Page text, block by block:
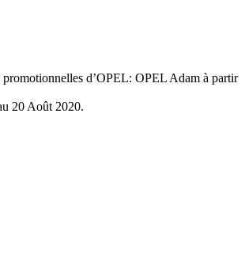
d’OPEL: OPEL Adam à partir
20 Août 2020.